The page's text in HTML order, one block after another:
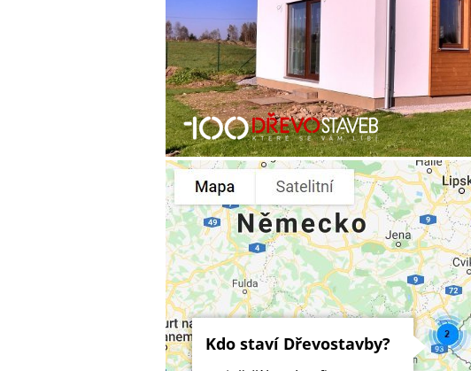
Kdo staví Dřevostavby?